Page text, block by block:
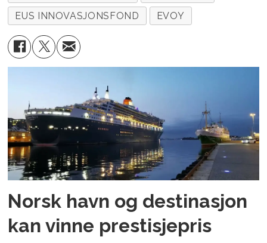
EUS INNOVASJONSFOND
EVOY
Norsk havn og destinasjon
kan vinne prestisjepris